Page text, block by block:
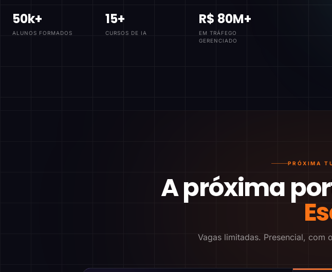
50k+
ALUNOS FORMADOS
15+
CURSOS DE IA
R$ 80M+
EM TRÁFEGO
GERENCIADO
PRÓXIMA
A próxima
Vagas limitadas. Presencial, com